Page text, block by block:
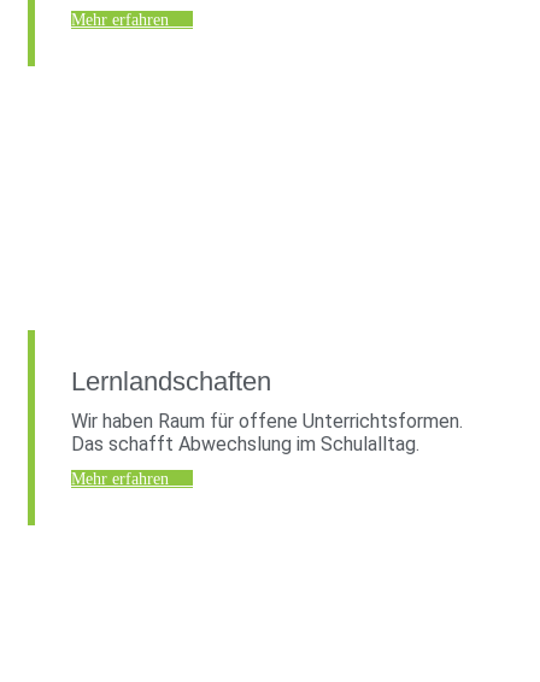
Mehr erfahren
Lernlandschaften
Wir haben Raum für offene Unterrichtsformen.
Das schafft Abwechslung im Schulalltag.
Mehr erfahren